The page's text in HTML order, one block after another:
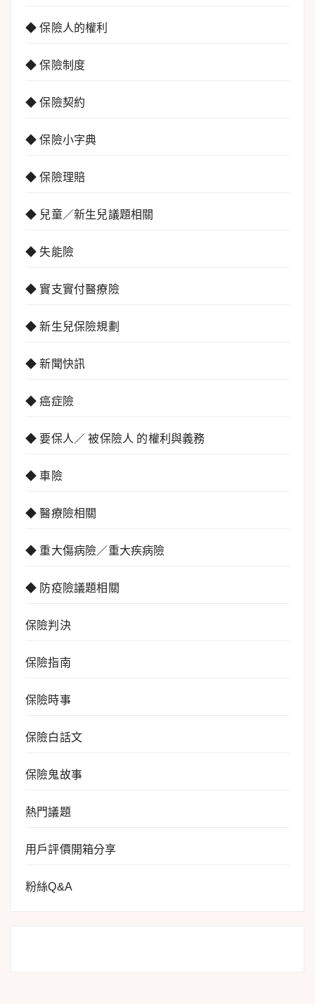
◆ 保險人的權利
◆ 保險制度
◆ 保險契約
◆ 保險小字典
◆ 保險理賠
◆ 兒童／新生兒議題相關
◆ 失能險
◆ 實支實付醫療險
◆ 新生兒保險規劃
◆ 新聞快訊
◆ 癌症險
◆ 要保人／ 被保險人 的權利與義務
◆ 車險
◆ 醫療險相關
◆ 重大傷病險／重大疾病險
◆ 防疫險議題相關
保險判決
保險指南
保險時事
保險白話文
保險鬼故事
熱門議題
用戶評價開箱分享
粉絲Q&A